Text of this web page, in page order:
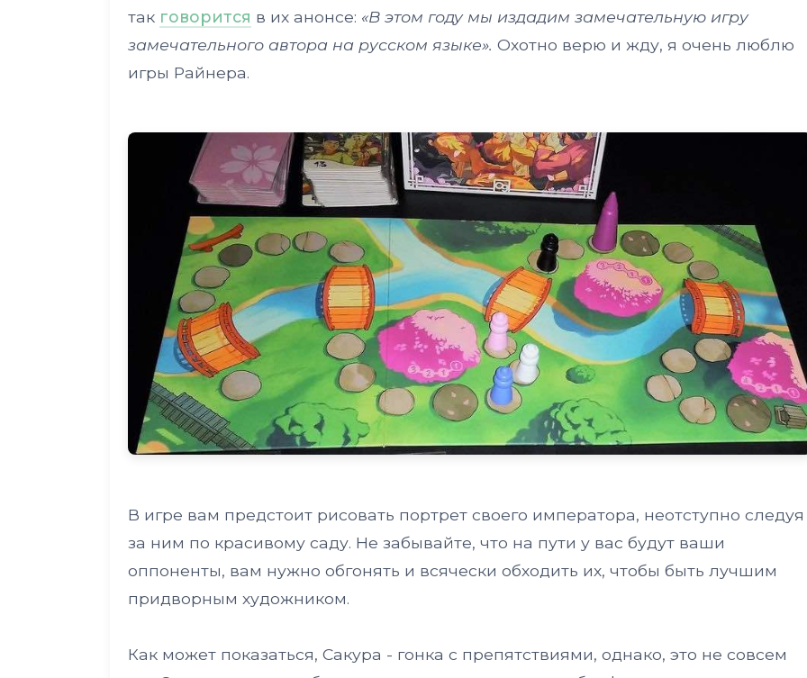
так говорится в их анонсе: «В этом году мы издадим замечательную игру
замечательного автора на русском языке». Охотно верю и жду, я очень люблю
игры Райнера.
В игре вам предстоит рисовать портрет своего императора, неотступно следуя
за ним по красивому саду. Не забывайте, что на пути у вас будут ваши
оппоненты, вам нужно обгонять и всячески обходить их, чтобы быть лучшим
придворным художником.
Как может показаться, Сакура - гонка с препятствиями, однако, это не совсем